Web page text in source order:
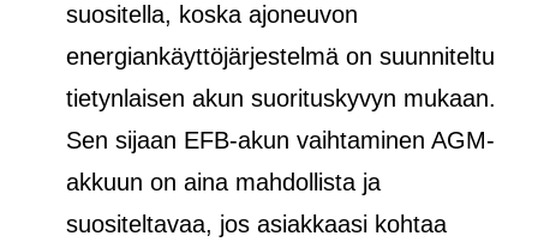
suositella, koska ajoneuvon
energiankäyttöjärjestelmä on suunniteltu
tietynlaisen akun suorituskyvyn mukaan.
Sen sijaan EFB-akun vaihtaminen AGM-
akkuun on aina mahdollista ja
suositeltavaa, jos asiakkaasi kohtaa